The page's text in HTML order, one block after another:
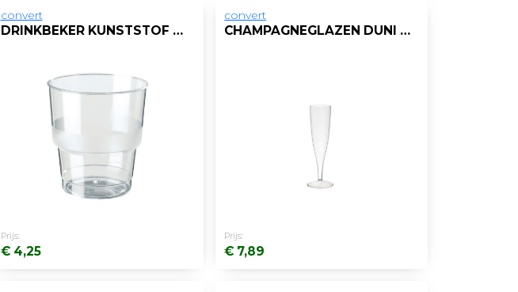
convert
DRINKBEKER KUNSTSTOF 236CC TRANSP/PK40
Prijs:
€ 4,25
convert
CHAMPAGNEGLAZEN DUNI KUNSTSTOF PK/10
Prijs:
€ 7,89